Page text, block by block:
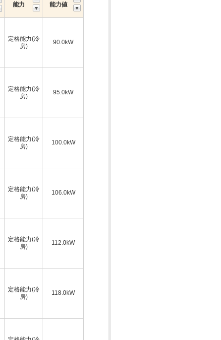
能力 能力値
定格能力(冷
房)
90.0kW
定格能力(冷
房)
95.0kW
定格能力(冷
房)
100.0kW
定格能力(冷
房)
106.0kW
定格能力(冷
房)
112.0kW
定格能力(冷
房)
118.0kW